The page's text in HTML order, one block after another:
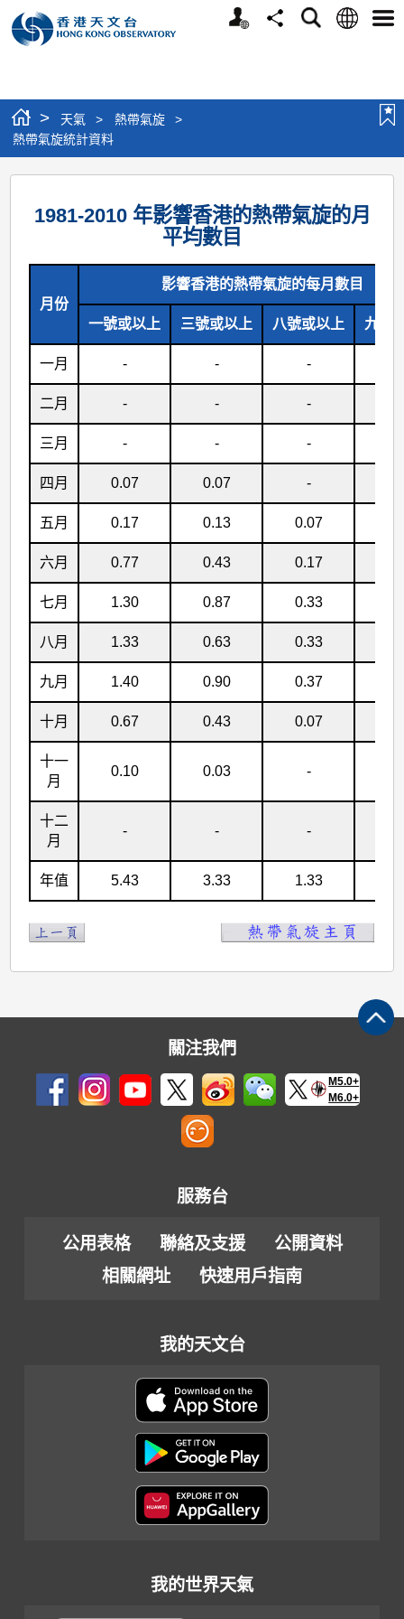
個
分
搜
語
選
> 天氣 > 熱帶氣旋
>
熱帶氣旋統計資料
熱
帶
旋
資
料
1981-2010 年影響香港的熱帶氣旋的月
平均數目
月份
影響香港的熱帶氣旋的每月數目
一號或以上 三號或以上 八號或以上 九號
一月 - - -
二月 - - -
三月 - - -
四月 0.07 0.07 -
五月 0.17 0.13 0.07
六月 0.77 0.43 0.17
七月 1.30 0.87 0.33
八月 1.33 0.63 0.33
九月 1.40 0.90 0.37
十月 0.67 0.43 0.07
十一
月
0.10 0.03 -
十二
月
- - -
年值 5.43 3.33 1.33
關注我們
M5.0+
M6.0+
服務台
公用表格 聯絡及支援
公開資料
相關網址
快速用戶指南
我的天文台
我的世界天氣